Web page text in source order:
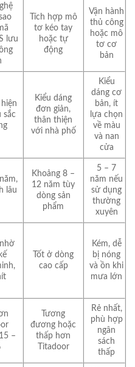
lưu
Tích hợp mô
tơ kéo tay
hoặc tự
động
Vận hành
thủ công
hoặc mô
tơ cơ
bản
sắc
Kiểu dáng
đơn giản,
thân thiện
với nhà phố
Kiểu
dáng cơ
bản, ít
lựa chọn
về màu
và nan
cửa
lâu
Khoảng 8 –
12 năm tùy
dòng sản
phẩm
5 – 7
năm nếu
sử dụng
thường
xuyên
Tốt ở dòng
cao cấp
Kém, dễ
bị nóng
và ồn khi
mưa lớn
–
Tương
đương hoặc
thấp hơn
Titadoor
Rẻ nhất,
phù hợp
ngân
sách
thấp